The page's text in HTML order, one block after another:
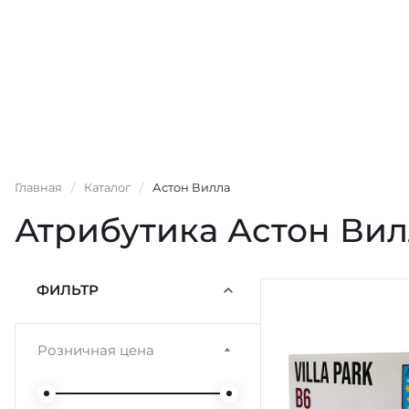
Главная / Каталог / Астон Вилла
Атрибутика Астон
ФИЛЬТР
Розничная цена